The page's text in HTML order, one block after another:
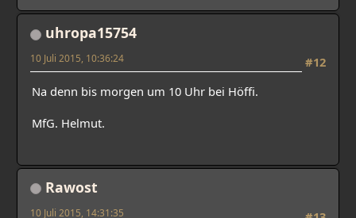
uhropa15754
#12
10 Juli 2015, 10:36:24
Na denn bis morgen um 10 Uhr bei Höffi.
MfG. Helmut.
Rawost
10 Juli 2015, 14:31:35